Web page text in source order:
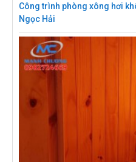
Công trình phòng xông hơi
Ngọc Hải